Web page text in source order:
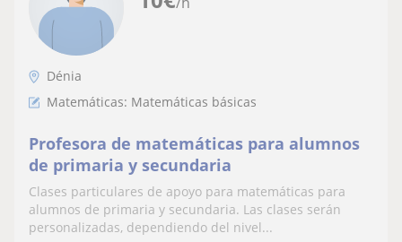
Dénia
Matemáticas: Matemáticas básicas
Profesora de matemáticas para alumnos
de primaria y secundaria
Clases particulares de apoyo para matemáticas para
alumnos de primaria y secundaria. Las clases serán
personalizadas, dependiendo del nivel...